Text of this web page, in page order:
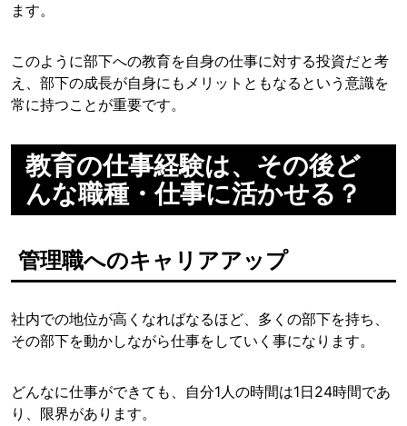
ます。
このように部下への教育を自身の仕事に対する投資だと考
え、部下の成長が自身にもメリットともなるという意識を
常に持つことが重要です。
教育の仕事経験は、その後ど
んな職種・仕事に活かせる？
管理職へのキャリアアップ
社内での地位が高くなればなるほど、多くの部下を持ち、
その部下を動かしながら仕事をしていく事になります。
どんなに仕事ができても、自分1人の時間は1日24時間であ
り、限界があります。